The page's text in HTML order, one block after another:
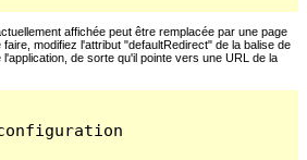
affichée peut être remplacée par une page
modifiez l'attribut "defaultRedirect" de la balise de
de sorte qu'il pointe vers une URL de la